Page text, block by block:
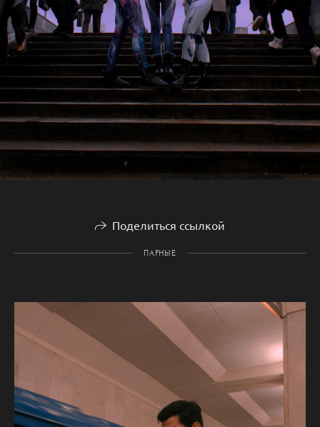
Поделиться ссылкой
ПАРНЫЕ